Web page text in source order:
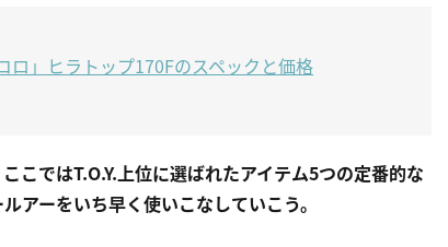
」ヒラトップ170Fのスペックと価格
こではT.O.Y.上位に選ばれたアイテム5つの定番的な
アーをいち早く使いこなしていこう。